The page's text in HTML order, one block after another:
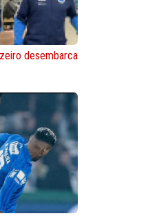
desembarca